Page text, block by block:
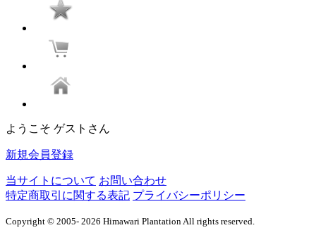
ようこそ ゲストさん
新規会員登録
当サイトについて お問い合わせ
特定商取引に関する表記 プライバシーポリシー
Copyright © 2005- 2026 Himawari Plantation All rights reserved.